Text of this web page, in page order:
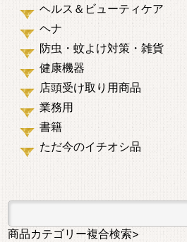
ヘルス＆ビューティケア
ヘナ
防虫・蚊よけ対策・雑貨
健康機器
店頭受け取り用商品
業務用
書籍
ただ今のイチオシ品
商品カテゴリー複合検索>